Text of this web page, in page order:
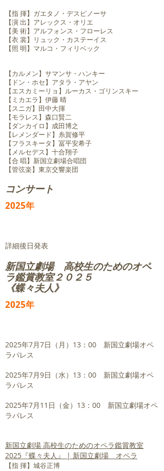
【指 揮】ガエタノ・デスピノーサ
【演 出】アレックス・オリエ
【美 術】アルフォンス・フローレス
【衣 裳】リュック・カステーイス
【照 明】マルコ・フィリベック
【カルメン】サマンサ・ハンキー
【ドン・ホセ】アタラ・アヤン
【エスカミーリョ】ルーカス・ゴリンスキー
【ミカエラ】伊藤 晴
【スニガ】田中大揮
【モラレス】森口賢二
【ダンカイロ】成田博之
【レメンダード】糸賀修平
【フラスキータ】冨平安希子
【メルセデス】十合翔子
【合 唱】新国立劇場合唱団
【管弦楽】東京交響楽団
​コンサート
2025年
​詳細後日発表
​新国立劇場 高校生のためのオペ
ラ鑑賞教室２０２５
​《蝶々夫人》
2025年
2025年7月7日（月）13：00 新国立劇場オペ
ラパレス
2025年7月9日（水）13：00 新国立劇場オペ
ラパレス
2025年7月11日（金）13：00 新国立劇場オペ
ラパレス
新国立劇場 高校生のためのオペラ鑑賞教室
2025『蝶々夫人』 | 新国立劇場 オペラ
【指 揮】城谷正博